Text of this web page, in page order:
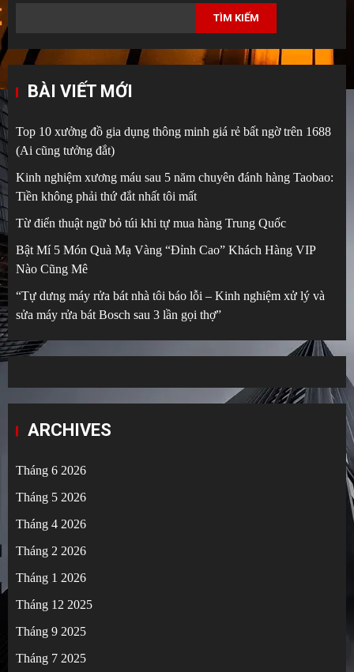
TÌM KIẾM
BÀI VIẾT MỚI
Top 10 xưởng đồ gia dụng thông minh giá rẻ bất ngờ trên 1688
(Ai cũng tưởng đắt)
Kinh nghiệm xương máu sau 5 năm chuyên đánh hàng Taobao:
Tiền không phải thứ đắt nhất tôi mất
Từ điển thuật ngữ bỏ túi khi tự mua hàng Trung Quốc
Bật Mí 5 Món Quà Mạ Vàng “Đỉnh Cao” Khách Hàng VIP
Nào Cũng Mê
“Tự dưng máy rửa bát nhà tôi báo lỗi – Kinh nghiệm xử lý và
sửa máy rửa bát Bosch sau 3 lần gọi thợ”
ARCHIVES
Tháng 6 2026
Tháng 5 2026
Tháng 4 2026
Tháng 2 2026
Tháng 1 2026
Tháng 12 2025
Tháng 9 2025
Tháng 7 2025